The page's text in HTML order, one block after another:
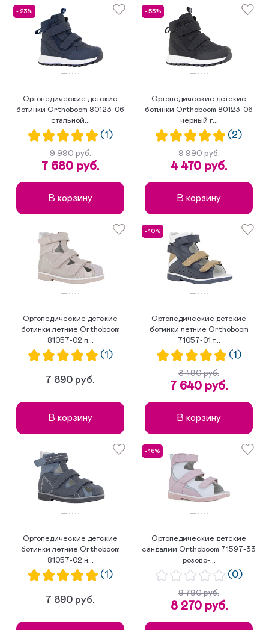
- 23%
Ортопедические детские
ботинки Orthoboom 80123-06
стальной...
(1)
9 990 руб.
7 680 руб.
В корзину
- 55%
Ортопедические детские
ботинки Orthoboom 80123-06
черный г...
(2)
9 990 руб.
4 470 руб.
В корзину
Ортопедические детские
ботинки летние Orthoboom
81057-02 п...
(1)
7 890 руб.
В корзину
- 10%
Ортопедические детские
ботинки летние Orthoboom
71057-01 т...
(1)
8 490 руб.
7 640 руб.
В корзину
Ортопедические детские
ботинки летние Orthoboom
81057-02 н...
(1)
7 890 руб.
- 16%
Ортопедические детские
сандалии Orthoboom 71597-33
розово-...
(0)
9 790 руб.
8 270 руб.